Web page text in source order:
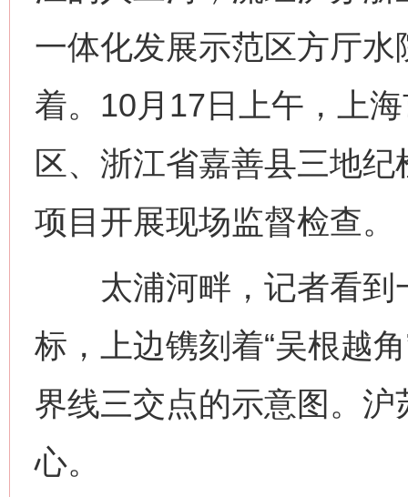
一体化发展示范区方厅
着。10月17日上午，上
区、浙江省嘉善县三地
项目开展现场监督检查。
太浦河畔，记者看到
标，上边镌刻着“吴根越
界线三交点的示意图。
心。